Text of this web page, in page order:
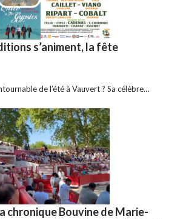
s’animent, la fête
de l’été à Vauvert ? Sa célèbre…
chronique Bouvine de Marie-